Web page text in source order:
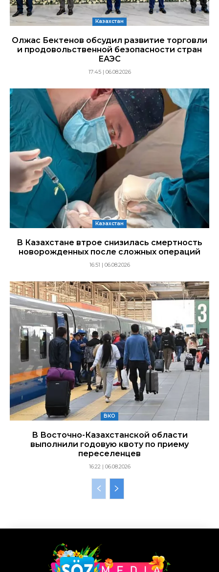
Казахстан
Олжас Бектенов обсудил развитие торговли
и продовольственной безопасности стран
ЕАЭС
17:45 | 06.08.2026
Казахстан
В Казахстане втрое снизилась смертность
новорожденных после сложных операций
16:51 | 06.08.2026
ВКО
В Восточно-Казахстанской области
выполнили годовую квоту по приему
переселенцев
16:22 | 06.08.2026